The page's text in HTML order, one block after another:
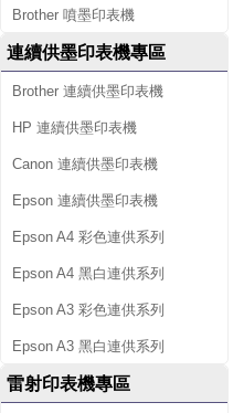
Brother 噴墨印表機
連續供墨印表機專區
Brother 連續供墨印表機
HP 連續供墨印表機
Canon 連續供墨印表機
Epson 連續供墨印表機
Epson A4 彩色連供系列
Epson A4 黑白連供系列
Epson A3 彩色連供系列
Epson A3 黑白連供系列
雷射印表機專區